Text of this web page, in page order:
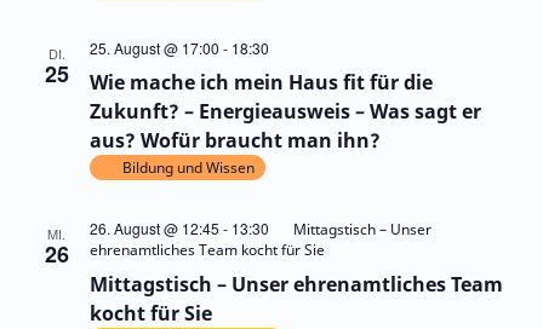
DI.
25
Wie mache ich mein Haus fit für die
Zukunft? – Energieausweis – Was sagt er
aus? Wofür braucht man ihn?
25. August @ 17:00 - 18:30
Bildung und Wissen
MI.
26
Mittagstisch – Unser ehrenamtliches Team
kocht für Sie
26. August @ 12:45 - 13:30
Mittagstisch – Unser
ehrenamtliches Team kocht für Sie